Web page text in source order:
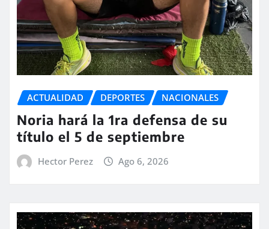
ACTUALIDAD DEPORTES NACIONALES
Noria hará la 1ra defensa de su
título el 5 de septiembre
Hector Perez Ago 6, 2026